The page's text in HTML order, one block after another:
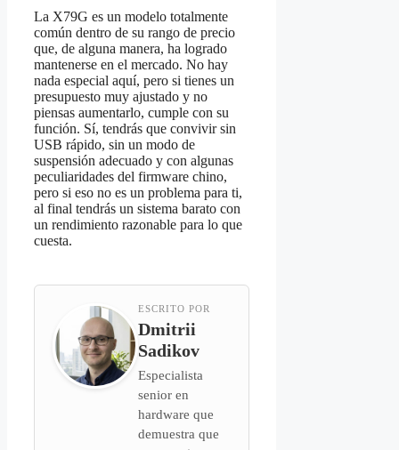
La X79G es un modelo totalmente
común dentro de su rango de precio
que, de alguna manera, ha logrado
mantenerse en el mercado. No hay
nada especial aquí, pero si tienes un
presupuesto muy ajustado y no
piensas aumentarlo, cumple con su
función. Sí, tendrás que convivir sin
USB rápido, sin un modo de
suspensión adecuado y con algunas
peculiaridades del firmware chino,
pero si eso no es un problema para ti,
al final tendrás un sistema barato con
un rendimiento razonable para lo que
cuesta.
ESCRITO POR
Dmitrii
Sadikov
Especialista
senior en
hardware que
demuestra que